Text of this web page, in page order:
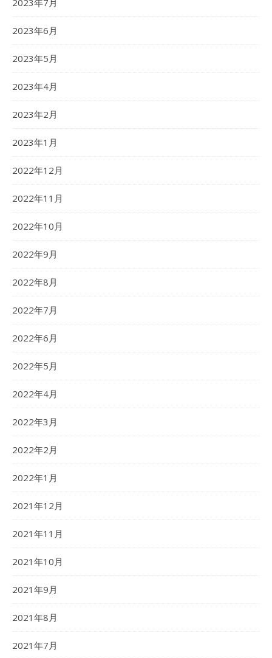
2023年7月
2023年6月
2023年5月
2023年4月
2023年2月
2023年1月
2022年12月
2022年11月
2022年10月
2022年9月
2022年8月
2022年7月
2022年6月
2022年5月
2022年4月
2022年3月
2022年2月
2022年1月
2021年12月
2021年11月
2021年10月
2021年9月
2021年8月
2021年7月